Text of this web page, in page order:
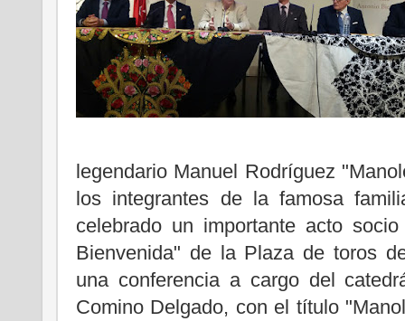
legendario Manuel Rodríguez
los integrantes de la famosa
celebrado un importante acto
Bienvenida" de la Plaza de toros
una conferencia a cargo del
Comino Delgado, con el título